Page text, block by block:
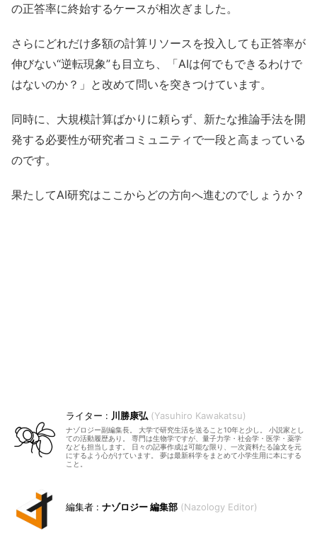
の正答率に終始するケースが相次ぎました。
さらにどれだけ多額の計算リソースを投入しても正答率が
伸びない“逆転現象”も目立ち、「AIは何でもできるわけで
はないのか？」と改めて問いを突きつけています。
同時に、大規模計算ばかりに頼らず、新たな推論手法を開
発する必要性が研究者コミュニティで一段と高まっている
のです。
果たしてAI研究はここからどの方向へ進むのでしょうか？
川勝康弘 Yasuhiro Kawakatsu
ナゾロジー副編集長。 大学で研究生活を送ること10年と少し。 小説家とし
ての活動履歴あり。 専門は生物学ですが、量子力学・社会学・医学・薬学
なども担当します。 日々の記事作成は可能な限り、一次資料たる論文を元
にするよう心がけています。 夢は最新科学をまとめて小学生用に本にする
こと。
ナゾロジー 編集部 Nazology Editor